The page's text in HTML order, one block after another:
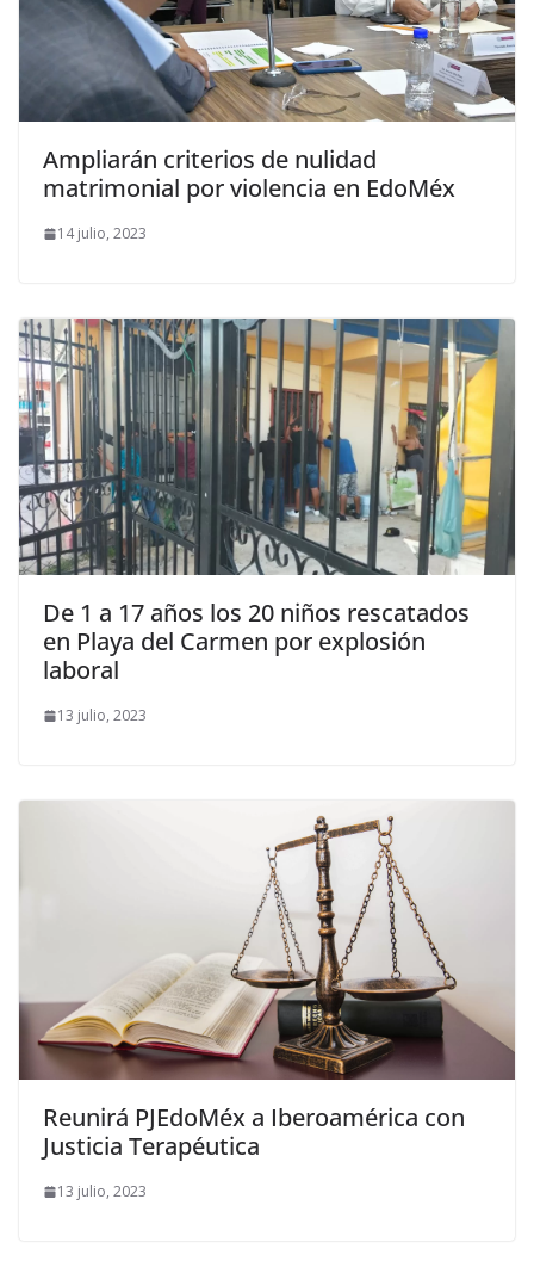
Ampliarán criterios de nulidad
matrimonial por violencia en EdoMéx
14 julio, 2023
De 1 a 17 años los 20 niños rescatados
en Playa del Carmen por explosión
laboral
13 julio, 2023
Reunirá PJEdoMéx a Iberoamérica con
Justicia Terapéutica
13 julio, 2023